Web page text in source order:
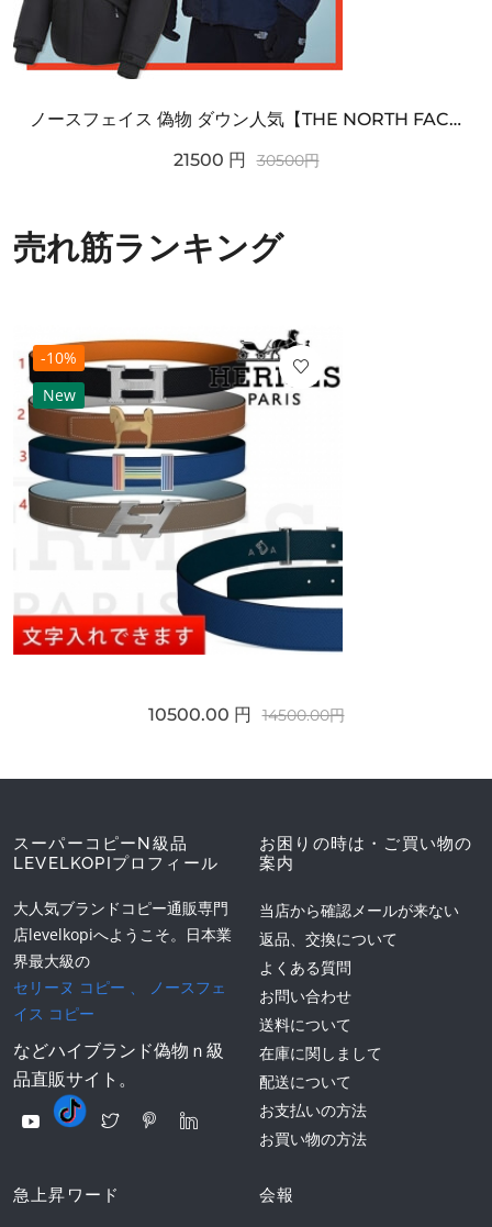
ノースフェイス 偽物 ダウン人気【THE NORTH FACE】M'S 7 SUMMIT HIM...
21500 円 30500円
売れ筋ランキング
-10%
New
10500.00 円 14500.00円
スーパーコピーN級品
LEVELKOPIプロフィール
大人気ブランドコピー通販専門
店levelkopiへようこそ。日本業
界最大級の
セリーヌ コピー 、
ノースフェ
イス コピー
などハイブランド偽物ｎ級
品直販サイト。
お困りの時は・ご買い物の
案内
当店から確認メールが来ない
返品、交換について
よくある質問
お問い合わせ
送料について
在庫に関しまして
配送について
お支払いの方法
お買い物の方法
急上昇ワード 会報